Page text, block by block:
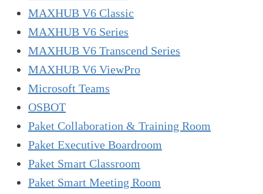
MAXHUB V6 Classic
MAXHUB V6 Series
MAXHUB V6 Transcend Series
MAXHUB V6 ViewPro
Microsoft Teams
OSBOT
Paket Collaboration & Training Room
Paket Executive Boardroom
Paket Smart Classroom
Paket Smart Meeting Room